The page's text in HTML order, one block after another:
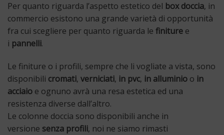
Per quanto riguarda l’aspetto estetico del box doccia, in
commercio esistono una grande varietà di opportunità
fra cui scegliere per quanto riguarda le finiture e
i pannelli.
Le finiture o i profili, sempre che li vogliate a vista, sono
disponibili cromati, verniciati, in pvc, in alluminio o in
acciaio e ognuno avrà una resa estetica ed una
resistenza diverse dall’altro.
Le colonne doccia sono disponibili anche in
versione senza profili, noi ne siamo rimasti